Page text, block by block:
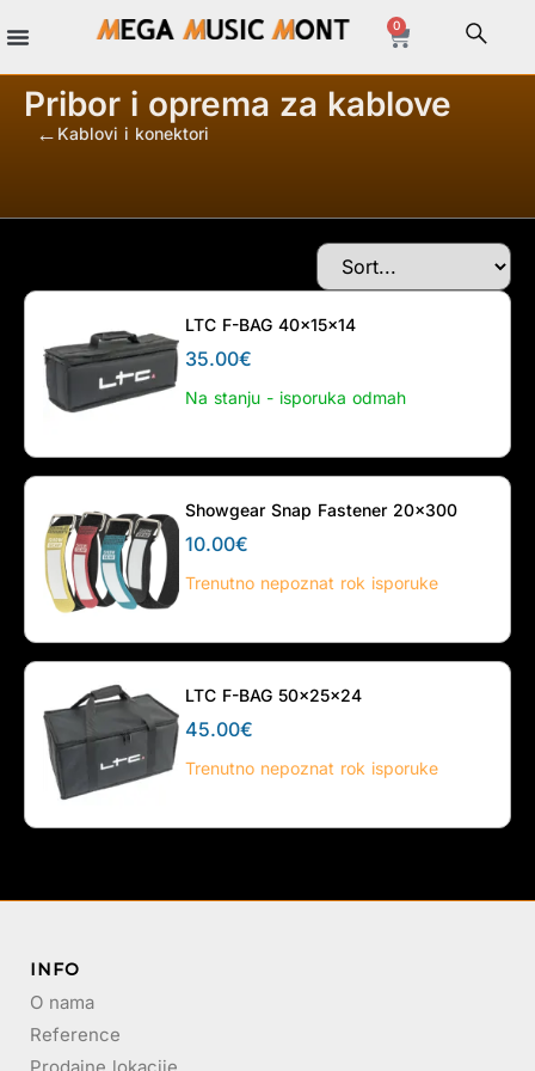
0
Pribor i oprema za kablove
Kablovi i konektori
LTC F-BAG 40x15x14
35.00€
Na stanju - isporuka odmah
Showgear Snap Fastener 20×300
10.00€
Trenutno nepoznat rok isporuke
LTC F-BAG 50x25x24
45.00€
Trenutno nepoznat rok isporuke
INFO
O nama
Reference